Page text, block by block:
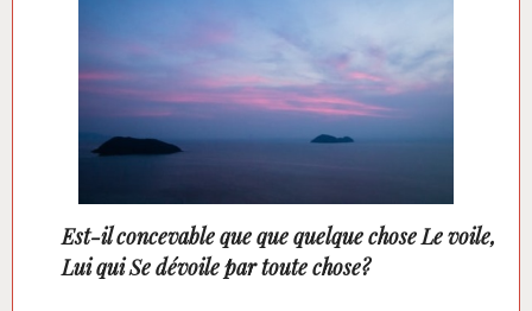
Est-il concevable que que quelque chose Le voile,
Lui qui Se dévoile par toute chose?